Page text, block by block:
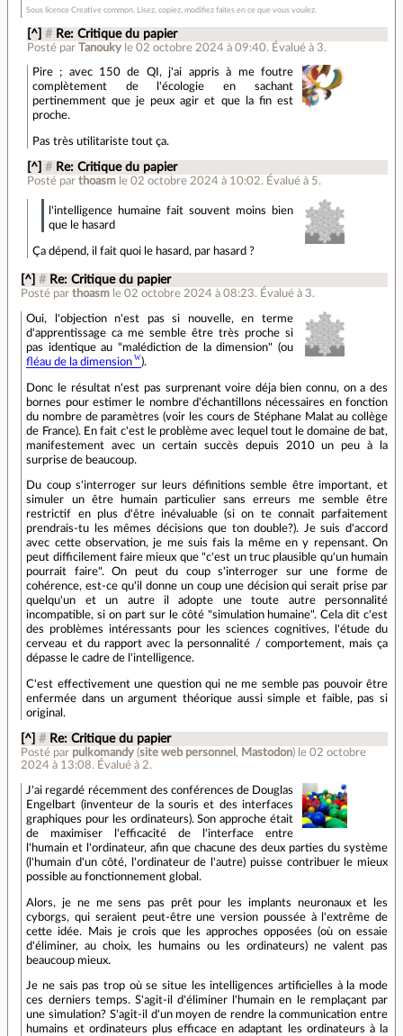
Sous licence Creative common. Lisez, copiez, modifiez faites en ce que vous voulez.
[^] # Re: Critique du papier
Posté par Tanouky le 02 octobre 2024 à 09:40. Évalué à 3.
Pire ; avec 150 de QI, j'ai appris à me foutre
complètement de l'écologie en sachant
pertinemment que je peux agir et que la fin est
proche.
Pas très utilitariste tout ça.
[^] # Re: Critique du papier
Posté par thoasm le 02 octobre 2024 à 10:02. Évalué à 5.
l'intelligence humaine fait souvent moins bien
que le hasard
Ça dépend, il fait quoi le hasard, par hasard ?
[^] # Re: Critique du papier
Posté parthoasm le 02 octobre 2024 à 08:23. Évalué à 3.
Oui, l'objection n'est pas si nouvelle, en terme
d'apprentissage ca me semble être très proche si
pas identique au "malédiction de la dimension" (ou
fléau de la dimension
).
Donc le résultat n'est pas surprenant voire déja bien connu, on a des
bornes pour estimer le nombre d'échantillons nécessaires en fonction
du nombre de paramètres (voir les cours de Stéphane Malat au collège
de France). En fait c'est le problème avec lequel tout le domaine de bat,
manifestement avec un certain succès depuis 2010 un peu à la
surprise de beaucoup.
Du coup s'interroger sur leurs définitions semble être important, et
simuler un être humain particulier sans erreurs me semble être
restrictif en plus d'être inévaluable (si on te connait parfaitement
prendrais-tu les mêmes décisions que ton double?). Je suis d'accord
avec cette observation, je me suis fais la même en y repensant. On
peut difficilement faire mieux que "c'est un truc plausible qu'un humain
pourrait faire". On peut du coup s'interroger sur une forme de
cohérence, est-ce qu'il donne un coup une décision qui serait prise par
quelqu'un et un autre il adopte une toute autre personnalité
incompatible, si on part sur le côté "simulation humaine". Cela dit c'est
des problèmes intéressants pour les sciences cognitives, l'étude du
cerveau et du rapport avec la personnalité / comportement, mais ça
dépasse le cadre de l'intelligence.
C'est effectivement une question qui ne me semble pas pouvoir être
enfermée dans un argument théorique aussi simple et faible, pas si
original.
[^] # Re: Critique du papier
Posté par pulkomandy (site web personnel , Mastodon) le 02 octobre
2024 à 13:08. Évalué à 2.
J'ai regardé récemment des conférences de Douglas
Engelbart (inventeur de la souris et des interfaces
graphiques pour les ordinateurs). Son approche était
de maximiser l'efficacité de l'interface entre
l'humain et l'ordinateur, afin que chacune des deux parties du système
(l'humain d'un côté, l'ordinateur de l'autre) puisse contribuer le mieux
possible au fonctionnement global.
Alors, je ne me sens pas prêt pour les implants neuronaux et les
cyborgs, qui seraient peut-être une version poussée à l'extrême de
cette idée. Mais je crois que les approches opposées (où on essaie
d'éliminer, au choix, les humains ou les ordinateurs) ne valent pas
beaucoup mieux.
Je ne sais pas trop où se situe les intelligences artificielles à la mode
ces derniers temps. S'agit-il d'éliminer l'humain en le remplaçant par
une simulation? S'agit-il d'un moyen de rendre la communication entre
humains et ordinateurs plus efficace en adaptant les ordinateurs à la